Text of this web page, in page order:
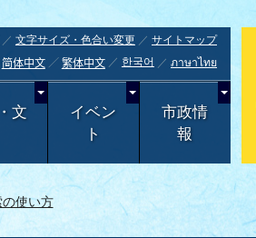
文字サイズ・色合い変更
サイトマップ
简体中文 繁体中文 한국어 ภาษาไทย
文
イベン
ト
市政情
報
使い方